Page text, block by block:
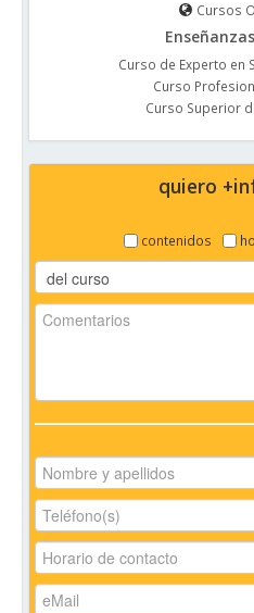
Cursos
Curso de Experto en
Curso
Curso Superior
quiero
contenidos